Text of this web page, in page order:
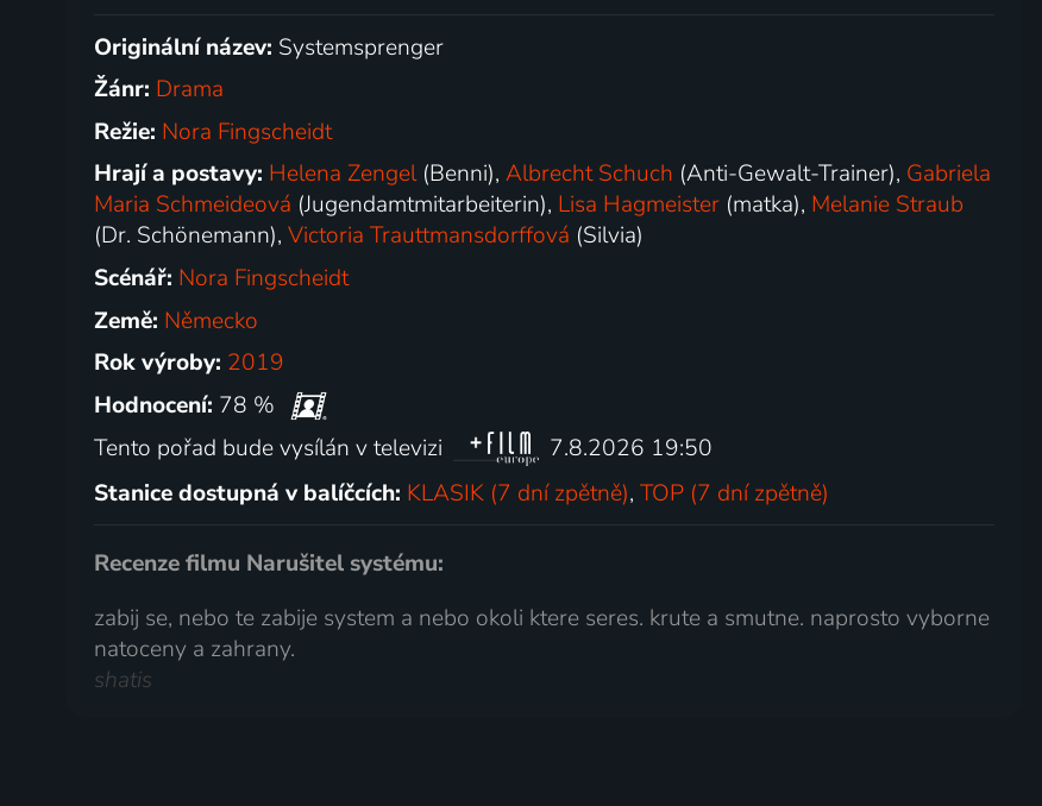
Originální název: Systemsprenger
Žánr: Drama
Režie: Nora Fingscheidt
Hrají a postavy: Helena Zengel(Benni),Albrecht Schuch (Anti-Gewalt-Trainer), Gabriela
Maria Schmeideová (Jugendamtmitarbeiterin), Lisa Hagmeister (matka), Melanie Straub
(Dr. Schönemann),Victoria Trauttmansdorffová (Silvia)
Scénář: Nora Fingscheidt
Země: Německo
Rok výroby: 2019
Hodnocení: 78 %
Tento pořad bude vysílán v televizi
7.8.2026 19:50
Stanice dostupná v balíčcích: KLASIK (7 dní zpětně),TOP (7 dní zpětně)
Recenze filmu Narušitel systému:
zabij se, nebo te zabije system a nebo okoli ktere seres. krute a smutne. naprosto vyborne
natoceny a zahrany.
shatis